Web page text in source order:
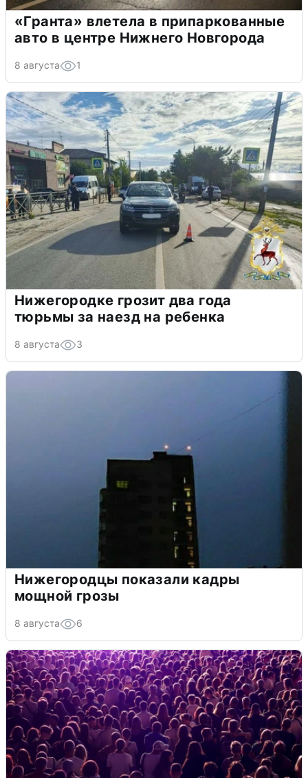
«Гранта» влетела в припаркованные
авто в центре Нижнего Новгорода
8 августа 1
Нижегородке грозит два года
тюрьмы за наезд на ребенка
8 августа 3
Нижегородцы показали кадры
мощной грозы
8 августа 6